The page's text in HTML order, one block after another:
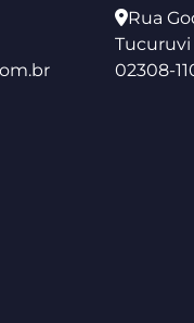
Rua
Tucuruvi
02308-